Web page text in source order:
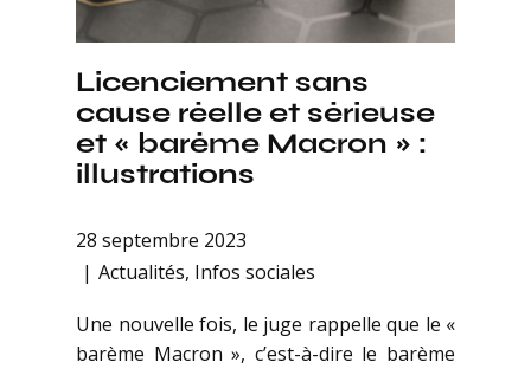
Licenciement sans
cause réelle et sérieuse
et « barème Macron » :
illustrations
28 septembre 2023
Actualités, Infos sociales
Une nouvelle fois, le juge rappelle que le «
barème Macron », c’est-à-dire le barème